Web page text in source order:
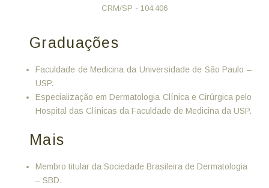
CRM/SP - 104.406
Graduações
Faculdade de Medicina da Universidade de São Paulo –
USP.
Especialização em Dermatologia Clínica e Cirúrgica pelo
Hospital das Clínicas da Faculdade de Medicina da USP.
Mais
Membro titular da Sociedade Brasileira de Dermatologia
– SBD.